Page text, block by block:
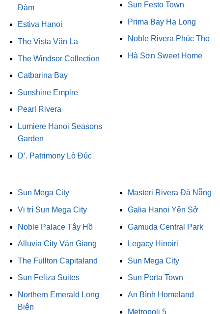
Đàm
Estiva Hanoi
The Vista Văn La
The Windsor Collection
Catbarina Bay
Sunshine Empire
Pearl Rivera
Lumiere Hanoi Seasons
Garden
D’. Patrimony Lò Đúc
Sun Festo Town
Prima Bay Hạ Long
Noble Rivera Phúc Thọ
Hà Sơn Sweet Home
Sun Mega City
Vị trí Sun Mega City
Noble Palace Tây Hồ
Alluvia City Văn Giang
The Fullton Capitaland
Sun Feliza Suites
Northern Emerald Long
Biên
Masteri Rivera Đà Nẵng
Galia Hanoi Yên Sở
Gamuda Central Park
Legacy Hinoiri
Sun Mega City
Sun Porta Town
An Bình Homeland
Metropoli 5